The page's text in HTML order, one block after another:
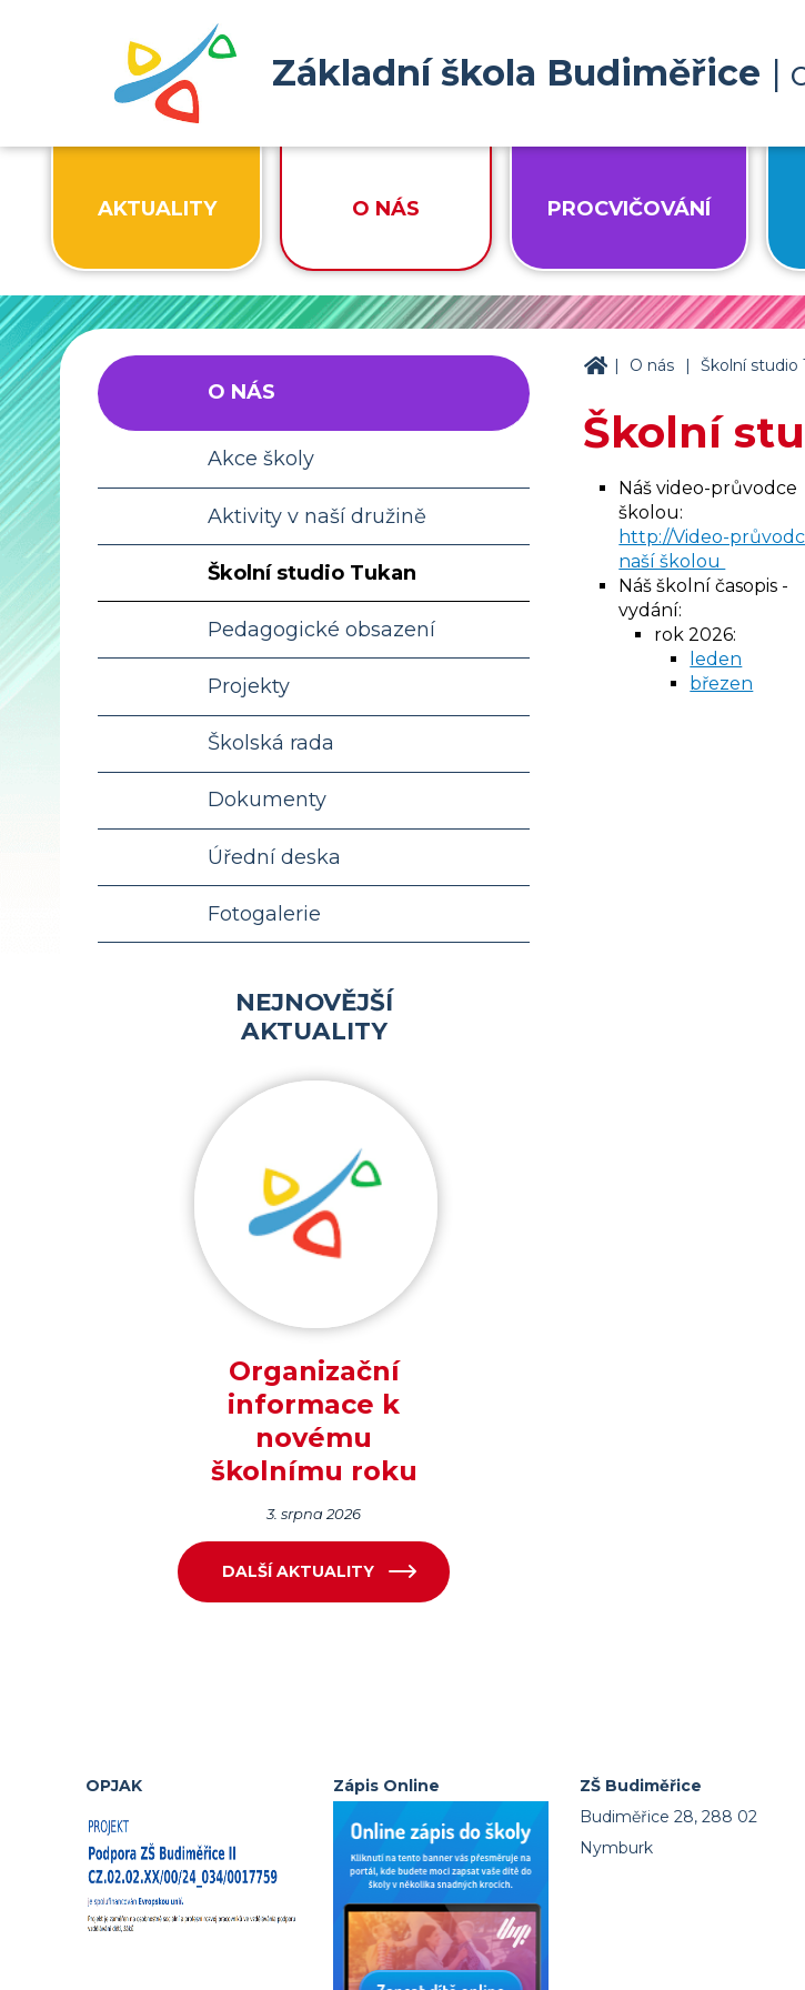
Základní škola Budiměřice |
AKTUALITY O NÁS PROCVIČOVÁNÍ
ZŠ Budiměřice
| O nás | Školní studio
Školní
Náš video-průvodce
školou:
http://Video-
naší školou
Náš školní časopis -
vydání:
rok 2026:
leden
březen
O NÁS
Akce školy
Aktivity v naší družině
Školní studio Tukan
Pedagogické obsazení
Projekty
Školská rada
Dokumenty
Úřední deska
Fotogalerie
NEJNOVĚJŠÍ
AKTUALITY
Organizační
informace k
novému
školnímu roku
3. srpna 2026
DALŠÍ AKTUALITY
OPJAK Zápis Online
ZŠ Budiměřice
Budiměřice 28, 288 02
Nymburk